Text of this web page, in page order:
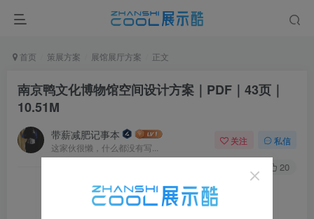
首页 策展方案 展馆展厅方案 正文
南京鸭文化博物馆空间设计方案｜PDF｜43页｜
10.51M
带薪减肥记事本
这家伙很懒，什么都没有写...
关注 私信
20